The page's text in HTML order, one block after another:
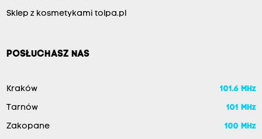
Sklep z kosmetykami tolpa.pl
POSŁUCHASZ NAS
Kraków 101.6 MHz
Tarnów 101 MHz
Zakopane 100 MHz